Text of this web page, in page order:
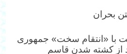
بحران
با «انتقام سخت» جمهوری
از کشته شدن قاسم